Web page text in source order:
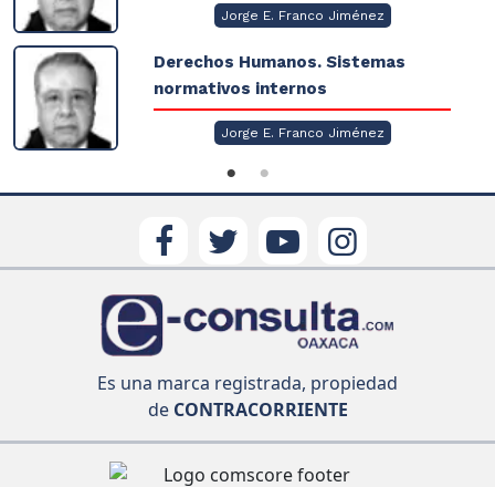
Jorge E. Franco Jiménez
Derechos Humanos. Sistemas
normativos internos
Jorge E. Franco Jiménez
Es una marca registrada, propiedad
deCONTRACORRIENTE